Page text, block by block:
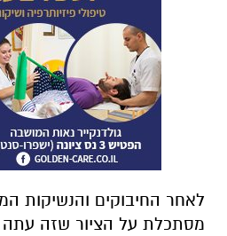
לאחר החיבוקים והנשיקות
מסתכלת על הציור שזה עתה